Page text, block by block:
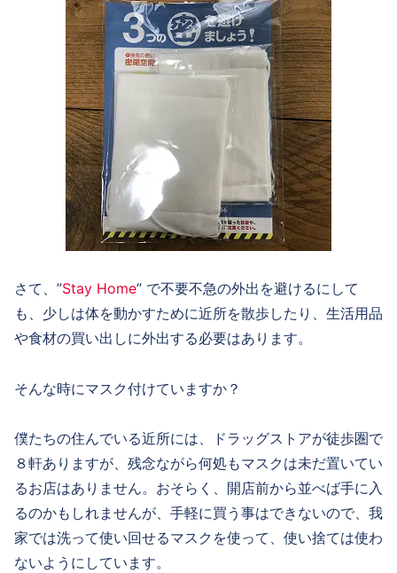
さて、”Stay Home” で不要不急の外出を避けるにして
も、少しは体を動かすために近所を散歩したり、生活用品
や食材の買い出しに外出する必要はあります。
そんな時にマスク付けていますか？
僕たちの住んでいる近所には、ドラッグストアが徒歩圏で
８軒ありますが、残念ながら何処もマスクは未だ置いてい
るお店はありません。おそらく、開店前から並べば手に入
るのかもしれませんが、手軽に買う事はできないので、我
家では洗って使い回せるマスクを使って、使い捨ては使わ
ないようにしています。